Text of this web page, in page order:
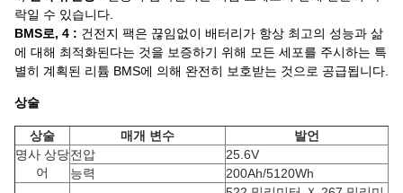
락일 수 있습니다.
BMS로, 4 : 건전지 팩은 끊임없이 배터리가 항상 최고의 성능과 삶
에 대해 최적화된다는 것을 보증하기 위해 모든 세포를 주시하는 특
별히 계획된 리튬 BMS에 의해 완전히 보호받는 것으로 공급됩니다.
상술
상술 매개 변수
발언
명사 상당
어
전압
25.6V
능력
200Ah/5120Wh